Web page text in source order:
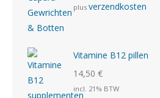
plus verzendkosten
Vitamine B12 pillen
14,50 €
incl. 21% BTW